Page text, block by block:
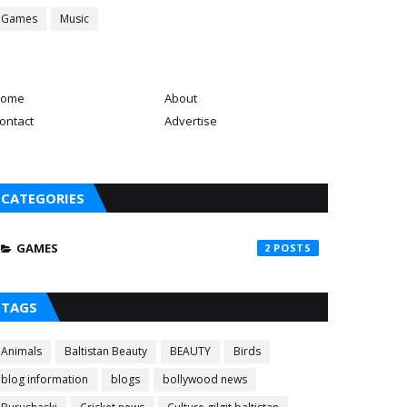
Games Music
About
Advertise
CATEGORIES
GAMES 2
TAGS
Animals Baltistan Beauty BEAUTY
Birds
blog information
blogs
bollywood news